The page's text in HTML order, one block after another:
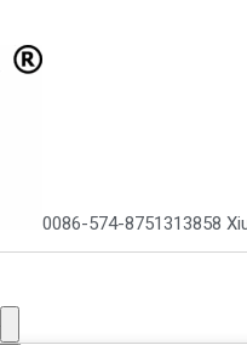
0086-574-8751313858